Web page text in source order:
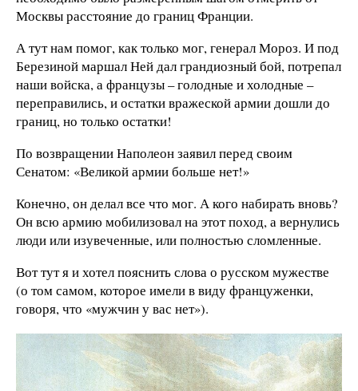
Москвы расстояние до границ Франции.
А тут нам помог, как только мог, генерал Мороз. И под
Березиной маршал Ней дал грандиозный бой, потрепал
наши войска, а французы – голодные и холодные –
переправились, и остатки вражеской армии дошли до
границ, но только остатки!
По возвращении Наполеон заявил перед своим
Сенатом: «Великой армии больше нет!»
Конечно, он делал все что мог. А кого набирать вновь?
Он всю армию мобилизовал на этот поход, а вернулись
люди или изувеченные, или полностью сломленные.
Вот тут я и хотел пояснить слова о русском мужестве
(о том самом, которое имели в виду француженки,
говоря, что «мужчин у вас нет»).